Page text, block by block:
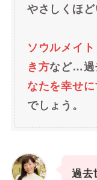
やさしくほど
ソウルメイ
き方など…過
なたを幸せ
でしょう。
過去